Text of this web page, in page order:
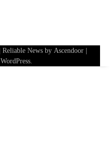
| Reliable News by Ascendoor
WordPress.